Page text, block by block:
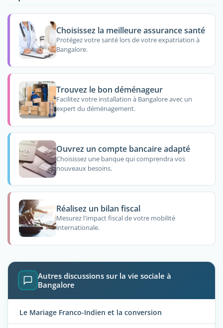
Choisissez la meilleure assurance santé
Protégez votre santé lors de votre expatriation à
Bangalore.
Trouvez le bon déménageur
Facilitez votre installation à Bangalore avec un
expert du déménagement.
Ouvrez un compte bancaire adapté
Choisissez une banque qui comprendra vos
nouveaux besoins.
Réalisez un bilan fiscal
Mesurez l'impact fiscal de votre mobilité
internationale.
Autres discussions sur la vie sociale à
Bangalore
Le Mariage Franco-Indien et la conversion